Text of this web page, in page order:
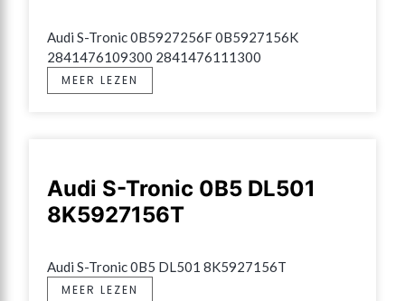
Audi S-Tronic 0B5927256F 0B5927156K
2841476109300 2841476111300
MEER LEZEN
Audi S-Tronic 0B5 DL501
8K5927156T
Audi S-Tronic 0B5 DL501 8K5927156T
MEER LEZEN